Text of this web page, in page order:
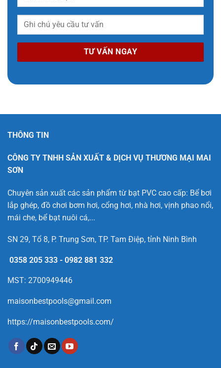
THÔNG TIN
CÔNG TY TNHH SẢN XUẤT & DỊCH VỤ THƯƠNG MẠI MAI
SƠN
Chuyên sản xuất các sản phẩm từ bạt PVC cao cấp: Bể bơi
lắp ghép, đồ chơi bơm hơi, cổng hơi, nhà hơi, vịnh phao nổi,
mái che, bể bạt nuôi cá,...
SN 29, Tổ 8, P. Trung Sơn, TP. Tam Điệp, tỉnh Ninh Bình
0358 205 333 - 0982 881 332
MST: 2700949446
maisonbestpools@gmail.com
https://maisonbestpools.com/